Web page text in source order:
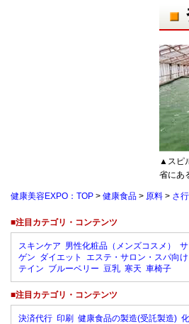
▲スピ
省にあ
健康美容EXPO：TOP > 健康食品 > 原料 > さ行
■注目カテゴリ・コンテンツ
スキンケア 男性化粧品（メンズコスメ）
ゲン ダイエット エステ・サロン・スパ向け
テイン ブルーベリー 豆乳 寒天 車椅子
■注目カテゴリ・コンテンツ
決済代行 印刷 健康食品の製造(受託製造)